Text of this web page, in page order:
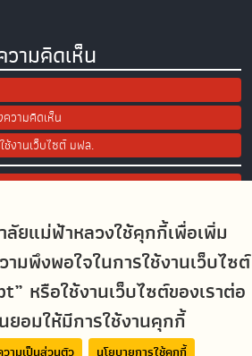
ลัยแม่ฟ้าหลวงใช้คุกกี้เพื่อเพิ่ม
มพึงพอใจในการใช้งานเว็บไซต์
หรือใช้งานเว็บไซต์ของเราต่อ
อมให้มีการใช้งานคุกกี้
ามคิดเห็น
ความคิดเห็น
ช้งานเว็บไซต์ มฟล.
Social Media
MFUconnect